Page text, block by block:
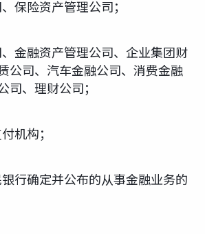
保险资产管理公司；
金融资产管理公司、企业集团财
公司、汽车金融公司、消费金融
司、理财公司；
机构；
行确定并公布的从事金融业务的